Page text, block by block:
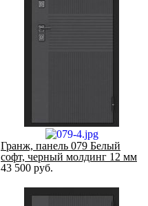
Гранж, панель 079 Белый
софт, черный молдинг 12 мм
43 500 руб.